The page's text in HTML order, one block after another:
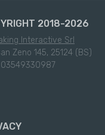
2018-2026
Interactive Srl
Zeno 145, 25124 (BS)
03549330987